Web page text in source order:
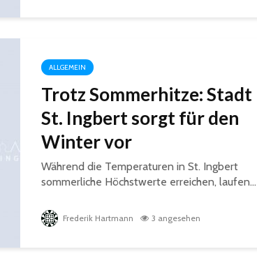
ALLGEMEIN
Trotz Sommerhitze: Stadt
St. Ingbert sorgt für den
Winter vor
Während die Temperaturen in St. Ingbert
sommerliche Höchstwerte erreichen, laufen...
Frederik Hartmann 3 angesehen